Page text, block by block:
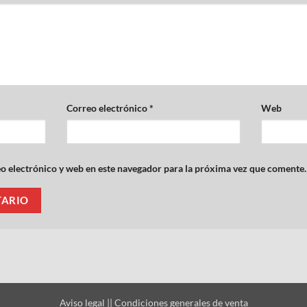
Correo electrónico* Web
electrónico y web en este navegador para la próxima vez que comente.
Aviso legal || Condiciones generales de venta